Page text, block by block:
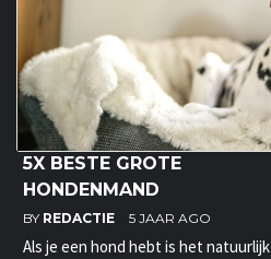
5X BESTE GROTE
HONDENMAND
BY REDACTIE 5 JAAR AGO
Als je een hond hebt is het natuurlijk